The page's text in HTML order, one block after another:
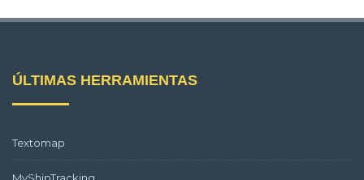
ÚLTIMAS HERRAMIENTAS
Textomap